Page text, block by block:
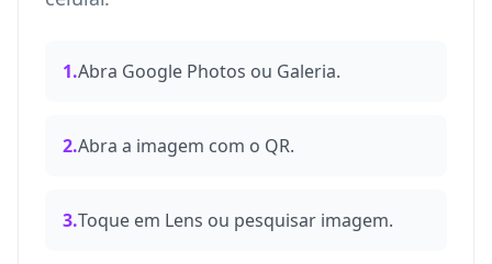
1.Abra Google Photos ou Galeria.
2.Abra a imagem com o QR.
3.Toque em Lens ou pesquisar imagem.